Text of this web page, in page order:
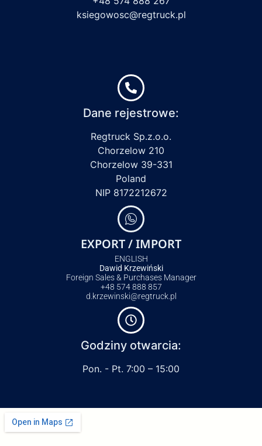
ksiegowosc@regtruck.pl
Dane rejestrowe:
Regtruck Sp.z.o.o.
Chorzelow 210
Chorzelow 39-331
Poland
NIP 8172212672
EXPORT / IMPORT
ENGLISH
Dawid Krzewiński
Foreign Sales & Purchases Manager
+48 574 888 857
d.krzewinski@regtruck.pl
Godziny otwarcia:
Pon. - Pt. 7:00 – 15:00